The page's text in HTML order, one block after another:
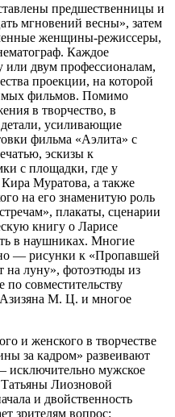
предшественницы и
мгновений весны», затем
женщины-режиссеры,
Каждое
или двум профессионалам,
проекции, на которой
фильмов. Помимо
в творчество, в
усиливающие
фильма «Аэлита» с
эскизы к
с площадки, где у
Муратова, а также
на его знаменитую роль
плакаты, сценарии
книгу о Ларисе
в наушниках. Многие
— рисунки к «Пропавшей
на луну», фотоэтюды из
по совместительству
М. Ц. и многое
и женского в творчестве
за кадром» развеивают
исключительно мужское
Лиозновой
и двойственность
зрителям вопрос: